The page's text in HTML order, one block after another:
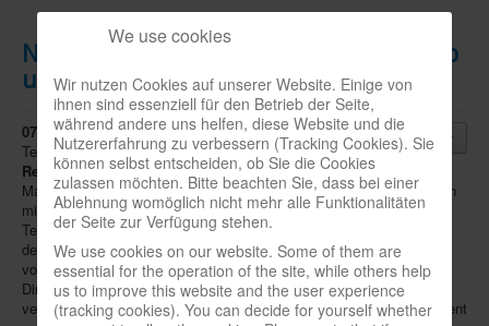
Neue Asmodee-Personalien in Vertrieb
und HR
07.10.2025- Der BrettspielverlagAsmodeeerweitert seine
Teams in den BereichenVertriebundHuman
Resources. Im Vertrieb übernimmt Benjamin Pilzals Key Account
Manager die Betreuung zentraler Handelspartner in der DACH-Region
mit Fokus auf Mass-Market, Lebensmittel- und Buchhandel. Das
Team für Hobby Stores wird durchJakob Stachelhaus
der sich auf die Zusammenarbeit mit Fachhändlern und den Ausbau
von Partnerschaften konzentriert. Zudem wurde die Position des HR
Directors zum 1.7. mitSimon Kißmer-Impingneu besetzt. Er
verantwortet die Bereiche Human Resources sowie Officemanagement
We use cookies
Wir nutzen Cookies auf unserer Website. Einige von
ihnen sind essenziell für den Betrieb der Seite,
während andere uns helfen, diese Website und die
Nutzererfahrung zu verbessern (Tracking Cookies). Sie
können selbst entscheiden, ob Sie die Cookies
zulassen möchten. Bitte beachten Sie, dass bei einer
Ablehnung womöglich nicht mehr alle Funktionalitäten
der Seite zur Verfügung stehen.
We use cookies on our website. Some of them are
essential for the operation of the site, while others help
us to improve this website and the user experience
(tracking cookies). You can decide for yourself whether